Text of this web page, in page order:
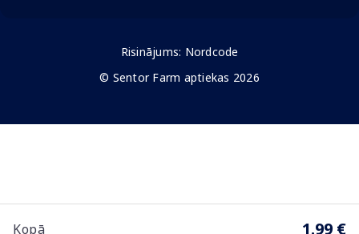
Kopā 1.99 €
Risinājums: Nordcode
© Sentor Farm aptiekas 2026